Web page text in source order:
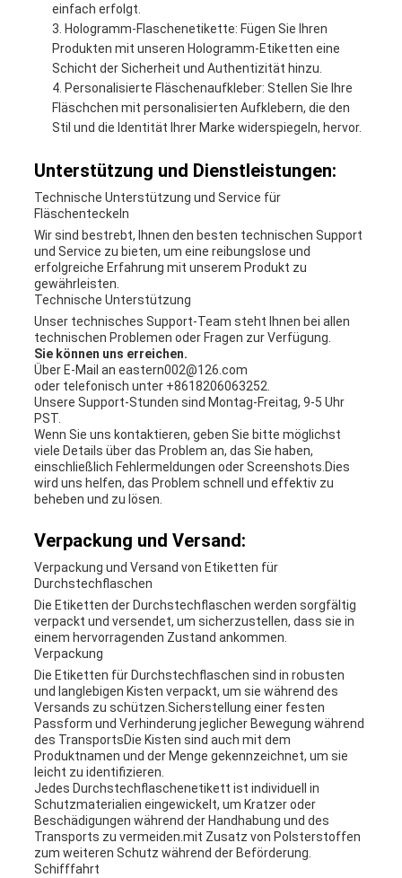
einfach erfolgt.
Hologramm-Flaschenetikette: Fügen Sie Ihren
Produkten mit unseren Hologramm-Etiketten eine
Schicht der Sicherheit und Authentizität hinzu.
Personalisierte Fläschenaufkleber: Stellen Sie Ihre
Fläschchen mit personalisierten Aufklebern, die den
Stil und die Identität Ihrer Marke widerspiegeln, hervor.
Unterstützung und Dienstleistungen:
Technische Unterstützung und Service für
Fläschenteckeln
Wir sind bestrebt, Ihnen den besten technischen Support
und Service zu bieten, um eine reibungslose und
erfolgreiche Erfahrung mit unserem Produkt zu
gewährleisten.
Technische Unterstützung
Unser technisches Support-Team steht Ihnen bei allen
technischen Problemen oder Fragen zur Verfügung.
Sie können uns erreichen.
Über E-Mail an eastern002@126.com
oder telefonisch unter +8618206063252.
Unsere Support-Stunden sind Montag-Freitag, 9-5 Uhr
PST.
Wenn Sie uns kontaktieren, geben Sie bitte möglichst
viele Details über das Problem an, das Sie haben,
einschließlich Fehlermeldungen oder Screenshots.Dies
wird uns helfen, das Problem schnell und effektiv zu
beheben und zu lösen.
Verpackung und Versand:
Verpackung und Versand von Etiketten für
Durchstechflaschen
Die Etiketten der Durchstechflaschen werden sorgfältig
verpackt und versendet, um sicherzustellen, dass sie in
einem hervorragenden Zustand ankommen.
Verpackung
Die Etiketten für Durchstechflaschen sind in robusten
und langlebigen Kisten verpackt, um sie während des
Versands zu schützen.Sicherstellung einer festen
Passform und Verhinderung jeglicher Bewegung während
des TransportsDie Kisten sind auch mit dem
Produktnamen und der Menge gekennzeichnet, um sie
leicht zu identifizieren.
Jedes Durchstechflaschenetikett ist individuell in
Schutzmaterialien eingewickelt, um Kratzer oder
Beschädigungen während der Handhabung und des
Transports zu vermeiden.mit Zusatz von Polsterstoffen
zum weiteren Schutz während der Beförderung.
Schifffahrt